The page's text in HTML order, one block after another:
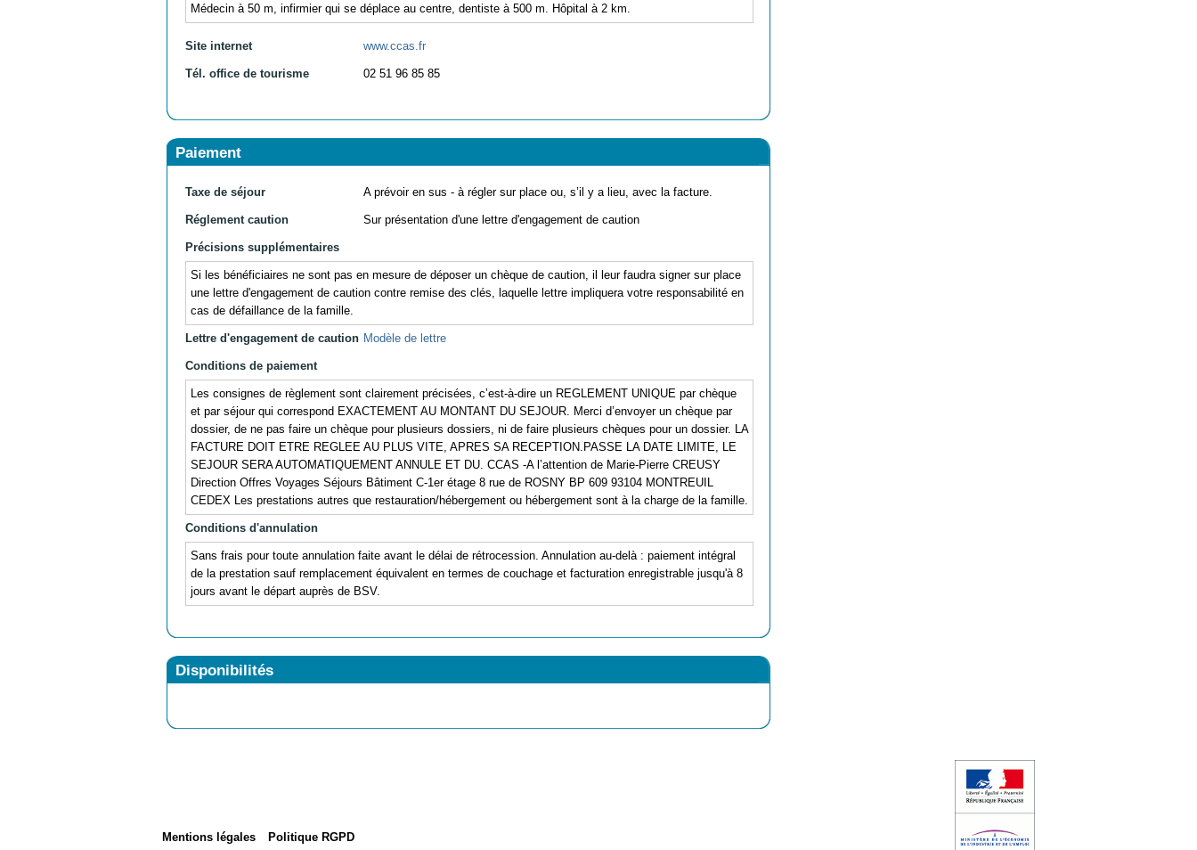
Médecin à 50 m, infirmier qui se déplace au centre, dentiste à 500 m. Hôpital à 2 km.
Site internet www.ccas.fr
Tél. office de tourisme 02 51 96 85 85
Paiement
Taxe de séjour A prévoir en sus - à régler sur place ou, s’il y a lieu, avec la facture.
Réglement caution Sur présentation d'une lettre d'engagement de caution
Précisions supplémentaires
Si les bénéficiaires ne sont pas en mesure de déposer un chèque de caution, il leur faudra signer sur place
une lettre d'engagement de caution contre remise des clés, laquelle lettre impliquera votre responsabilité en
cas de défaillance de la famille.
Lettre d'engagement de caution Modèle de lettre
Conditions de paiement
Les consignes de règlement sont clairement précisées, c’est-à-dire un REGLEMENT UNIQUE par chèque
et par séjour qui correspond EXACTEMENT AU MONTANT DU SEJOUR. Merci d’envoyer un chèque par
dossier, de ne pas faire un chèque pour plusieurs dossiers, ni de faire plusieurs chèques pour un dossier. LA
FACTURE DOIT ETRE REGLEE AU PLUS VITE, APRES SA RECEPTION.PASSE LA DATE LIMITE, LE
SEJOUR SERA AUTOMATIQUEMENT ANNULE ET DU. CCAS -A l’attention de Marie-Pierre CREUSY
Direction Offres Voyages Séjours Bâtiment C-1er étage 8 rue de ROSNY BP 609 93104 MONTREUIL
CEDEX Les prestations autres que restauration/hébergement ou hébergement sont à la charge de la famille.
Conditions d'annulation
Sans frais pour toute annulation faite avant le délai de rétrocession. Annulation au-delà : paiement intégral
de la prestation sauf remplacement équivalent en termes de couchage et facturation enregistrable jusqu'à 8
jours avant le départ auprès de BSV.
Disponibilités
Mentions légales Politique RGPD